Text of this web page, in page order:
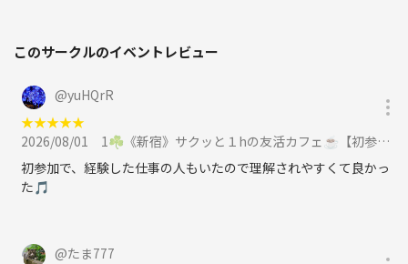
☆主催者プロフィール！！！☆
名前：michi
性別：男
年齢：３０代
出身：埼玉
職業：バリ島の現地ツアー屋さん、ダイビング屋さん、カフェりん
このサークルのイベントレビュー
@yuHQrR
★★★★★
2026/08/01
1☘️《新宿》サクッと１hの友活カフェ☕️【初参加＆先着３名様はスーパー割引】素敵な1日は素敵な出会いから✨に参加
初参加で、経験した仕事の人もいたので理解されやすくて良かっ
た🎵
@たま777